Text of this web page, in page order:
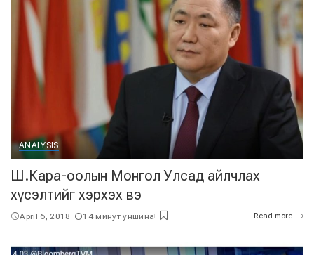
ANALYSIS
Ш.Кара-оолын Монгол Улсад айлчлах
хүсэлтийг хэрхэх вэ
April 6, 2018 14 минут уншина Read more